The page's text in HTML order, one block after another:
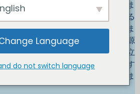
界の取水量の約 70% を占めていま
し続けており、食糧需要も増加する
これにより、水資源への圧力が高ま
ポンプは、灌漑用の信頼できる水源
業分野の水不足を緩和するのに役立
プは、より手頃な価格で入手しやす
より現実的な選択肢になっていま
Language
do not switch language